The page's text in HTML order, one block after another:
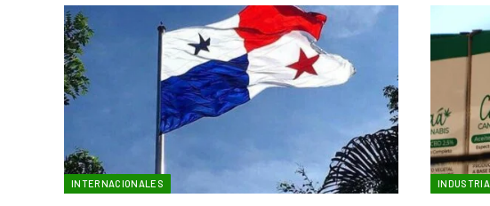
INTERNACIONALES INDUSTRIA